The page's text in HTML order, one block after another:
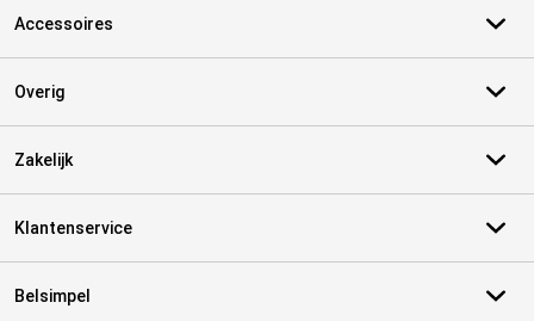
Accessoires
Overig
Zakelijk
Klantenservice
Belsimpel